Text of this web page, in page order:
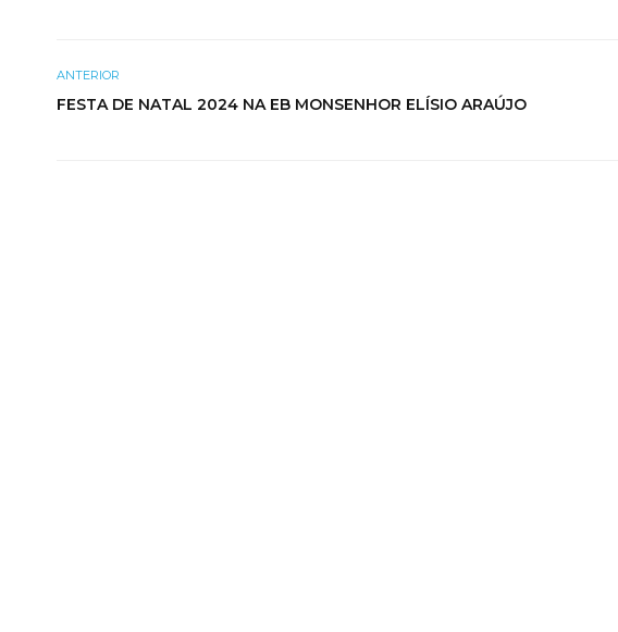
ANTERIOR
FESTA DE NATAL 2024 NA EB MONSENHOR ELÍSIO ARAÚJO